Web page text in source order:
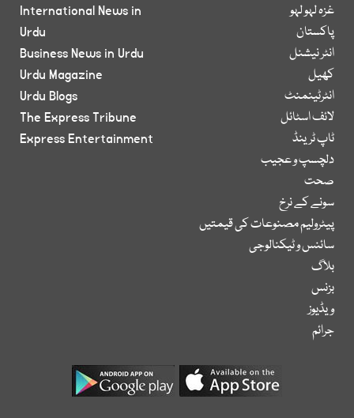
غزہ لہو لہو
پاکستان
انٹر نیشنل
کھیل
انٹرٹینمنٹ
لائف اسٹائل
ٹاپ ٹرینڈ
دلچسپ و عجیب
صحت
سونے کے نرخ
پیٹرولیم مصنوعات کی قیمتیں
سائنس و ٹیکنالوجی
بلاگ
بزنس
ویڈیوز
جرائم
International News in
Urdu
Business News in Urdu
Urdu Magazine
Urdu Blogs
The Express Tribune
Express Entertainment